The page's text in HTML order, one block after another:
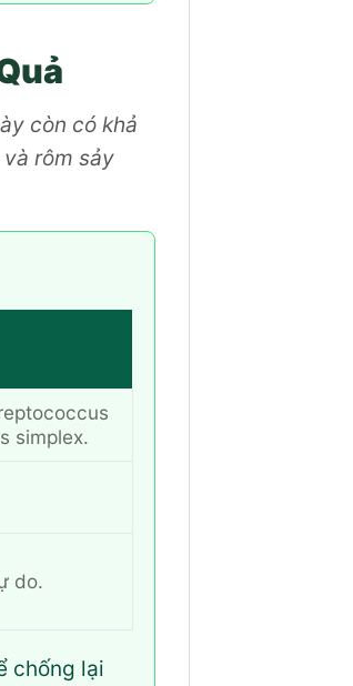
còn có khả
rôm sảy
simplex.
do.
chống lại